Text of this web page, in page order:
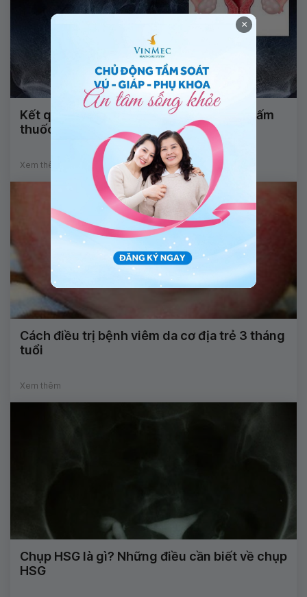
Kết quả chụp Xquang buồng tử cung ngấm
thuốc không đều nghĩa là gì?
Xem thêm
Cách điều trị bệnh viêm da cơ địa trẻ 3 tháng
tuổi
Xem thêm
Chụp HSG là gì? Những điều cần biết về chụp
HSG
×